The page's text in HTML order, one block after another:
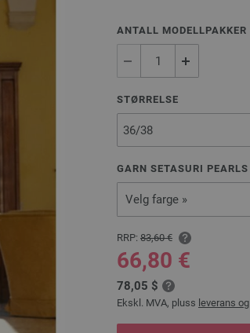
ANTALL MODELLPAKKER
STØRRELSE
GARN SETASURI PEARLS
Velg farge »
RRP: 83,60 €
66,80 €
78,05 $
Ekskl. MVA, pluss leverans